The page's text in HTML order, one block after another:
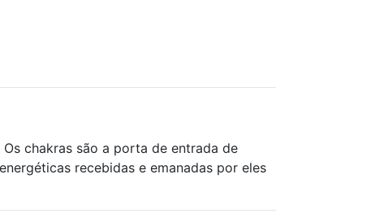
chakras são a porta de entrada de
recebidas e emanadas por eles